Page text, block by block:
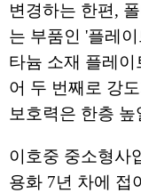
변경하는 한편,
는 부품인 '플레
타늄 소재 플레이
어 두 번째로 강
보호력은 한층 높
이호중 중소형사
용화 7년 차에 접